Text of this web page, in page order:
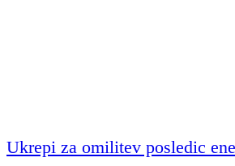
Ukrepi za omilitev posledic